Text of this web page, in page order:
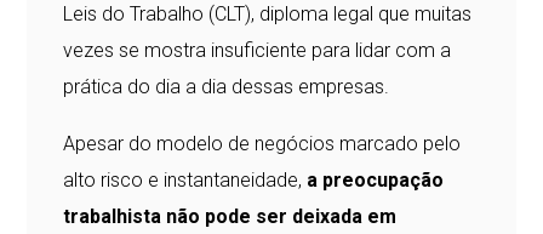
Leis do Trabalho (CLT), diploma legal que muitas
vezes se mostra insuficiente para lidar com a
prática do dia a dia dessas empresas.
Apesar do modelo de negócios marcado pelo
alto risco e instantaneidade, a preocupação
trabalhista não pode ser deixada em